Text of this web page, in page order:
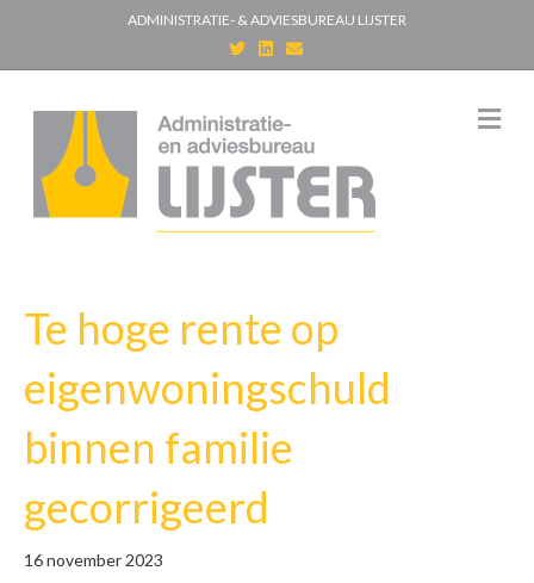
ADMINISTRATIE- & ADVIESBUREAU LIJSTER
T
w
i
e
r
n
d
i
n
E
m
a
M
e
Te hoge rente op
eigenwoningschuld
binnen familie
gecorrigeerd
16 november 2023